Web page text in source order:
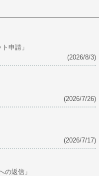
ト申請 」
(2026/8/3)
(2026/7/26)
(2026/7/17)
の返信 」